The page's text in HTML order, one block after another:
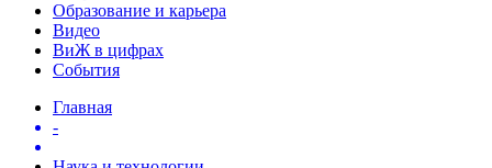
Образование и карьера
Видео
ВиЖ в цифрах
События
Главная
-